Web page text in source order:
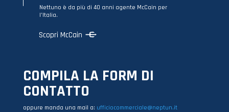
Nettuno è da più di 40 anni agente McCain per
l’Italia.
Scopri McCain
COMPILA LA FORM DI
CONTATTO
oppure manda una mail a: ufficiocommerciale@neptun.it